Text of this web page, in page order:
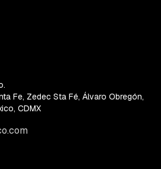
Fe, Zedec Sta Fé, Álvaro Obregón,
CDMX